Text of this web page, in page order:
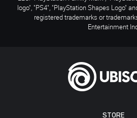
STORE
logo", "PS4", "PlayStation Shapes Logo"
registered trademarks or
Entertainment